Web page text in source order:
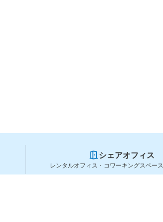
シェアオフィス
レンタルオフィス・コワーキングスペー